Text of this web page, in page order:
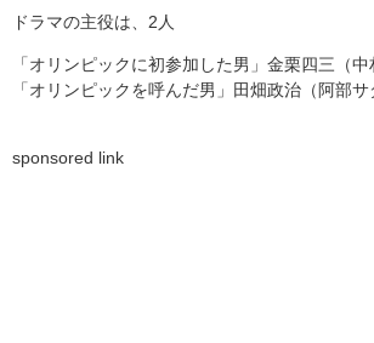
ドラマの主役は、2人
「オリンピックに初参加した男」金栗四三（中
「オリンピックを呼んだ男」田畑政治（阿部サ
sponsored link